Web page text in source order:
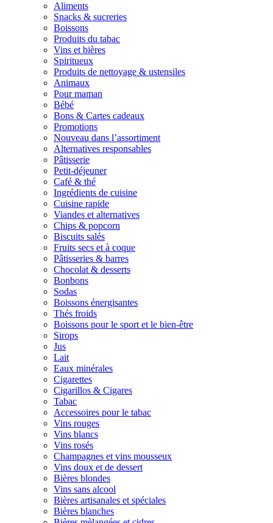
Aliments
Snacks & sucreries
Boissons
Produits du tabac
Vins et bières
Spiritueux
Produits de nettoyage & ustensiles
Animaux
Pour maman
Bébé
Bons & Cartes cadeaux
Promotions
Nouveau dans l’assortiment
Alternatives responsables
Pâtisserie
Petit-déjeuner
Café & thé
Ingrédients de cuisine
Cuisine rapide
Viandes et alternatives
Chips & popcorn
Biscuits salés
Fruits secs et à coque
Pâtisseries & barres
Chocolat & desserts
Bonbons
Sodas
Boissons énergisantes
Thés froids
Boissons pour le sport et le bien-être
Sirops
Jus
Lait
Eaux minérales
Cigarettes
Cigarillos & Cigares
Tabac
Accessoires pour le tabac
Vins rouges
Vins blancs
Vins rosés
Champagnes et vins mousseux
Vins doux et de dessert
Bières blondes
Vins sans alcool
Bières artisanales et spéciales
Bières blanches